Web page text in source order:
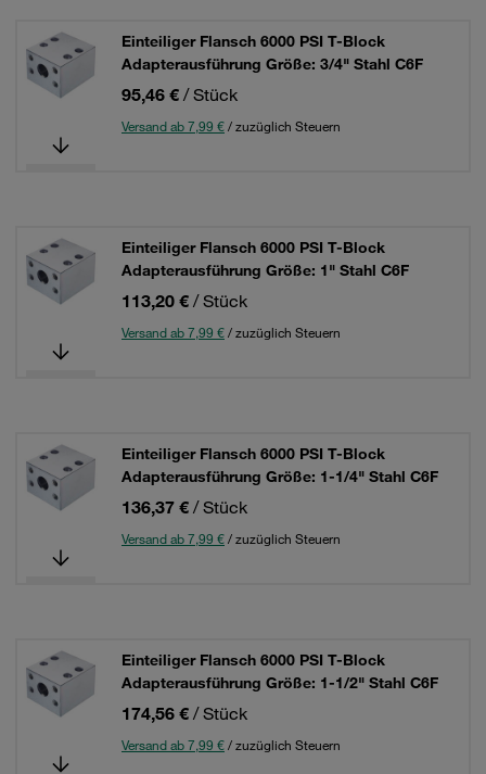
Einteiliger Flansch 6000 PSI T-Block
Adapterausführung Größe: 3/4" Stahl C6F
95,46 € / Stück
Versand ab 7,99 €/ zuzüglich Steuern
Einteiliger Flansch 6000 PSI T-Block
Adapterausführung Größe: 1" Stahl C6F
113,20 € / Stück
Versand ab 7,99 €/ zuzüglich Steuern
Einteiliger Flansch 6000 PSI T-Block
Adapterausführung Größe: 1-1/4" Stahl C6F
136,37 € / Stück
Versand ab 7,99 €/ zuzüglich Steuern
Einteiliger Flansch 6000 PSI T-Block
Adapterausführung Größe: 1-1/2" Stahl C6F
174,56 € / Stück
Versand ab 7,99 €/ zuzüglich Steuern